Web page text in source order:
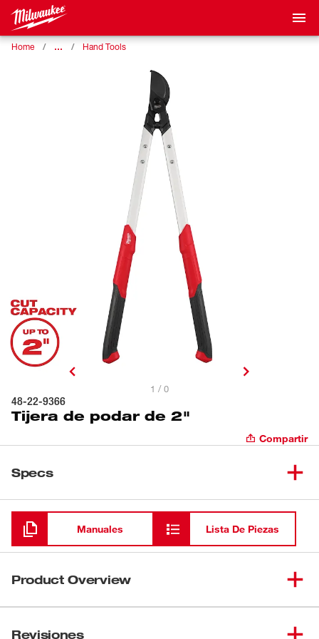
Home … Hand Tools
1 / 0
48-22-9366
Tijera de podar de 2"
Compartir
Specs
Cargando
Manuales Lista De Piezas
Product Overview
es más duradera. El recubrimiento de baja fricción de la
Revisiones